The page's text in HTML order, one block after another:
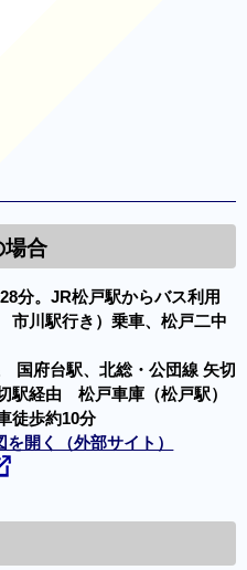
場合
分。JR松戸駅からバス利用
川駅行き）乗車、松戸二中
国府台駅、北総・公団線 矢切
駅経由 松戸車庫（松戸駅）
徒歩約10分
開く（外部サイト）